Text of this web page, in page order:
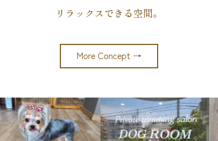
リラックスできる空間。
More Concept →